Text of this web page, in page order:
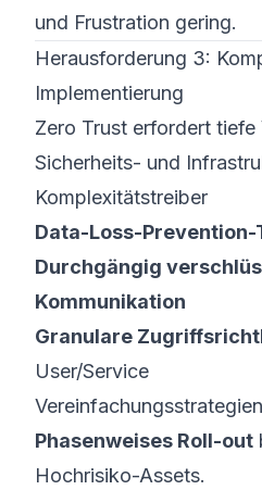
und Frustration gering.
Herausforderung 3:
Implementierung
Zero Trust erfordert tiefe
Sicherheits- und
Komplexitätstreiber
Data-Loss-Prevention-
Durchgängig
Kommunikation
Granulare
User/Service
Vereinfachungsstrategien
Phasenweises Roll-out
Hochrisiko-Assets.